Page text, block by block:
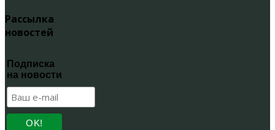
Рассылка
новостей
Подписка
на новости